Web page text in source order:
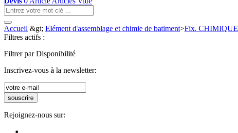
Accueil &gt; Elément d'assemblage et chimie de batiment>Fix. CHIMIQUE
Filtres actifs :
Filtrer par Disponibilité
Inscrivez-vous à la newsletter:
souscrire
Rejoignez-nous sur: